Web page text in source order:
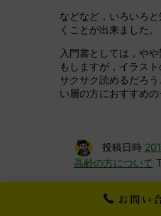
などなど，いろいろ
くことが出来ました。
入門書としては，や
もしますが，イラス
サクサク読めるだろ
い層の方におすすめの
投稿日時
高齢の方について